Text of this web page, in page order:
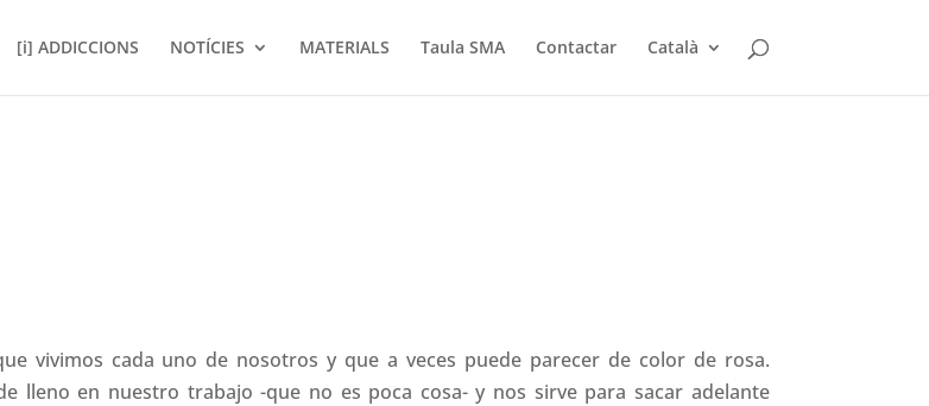
[i] ADDICCIONS NOTÍCIES MATERIALS Taula SMA Contactar Català
vivimos cada uno de nosotros y que a veces puede parecer de color de rosa.
lleno en nuestro trabajo -que no es poca cosa- y nos sirve para sacar adelante